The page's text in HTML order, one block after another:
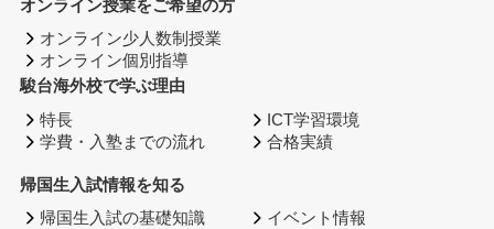
オンライン授業をご希望の方
オンライン少人数制授業
オンライン個別指導
駿台海外校で学ぶ理由
特長
学費・入塾までの流れ
ICT学習環境
合格実績
帰国生入試情報を知る
帰国生入試の基礎知識
イベント情報